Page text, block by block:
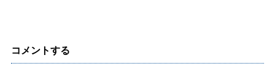
コメントする